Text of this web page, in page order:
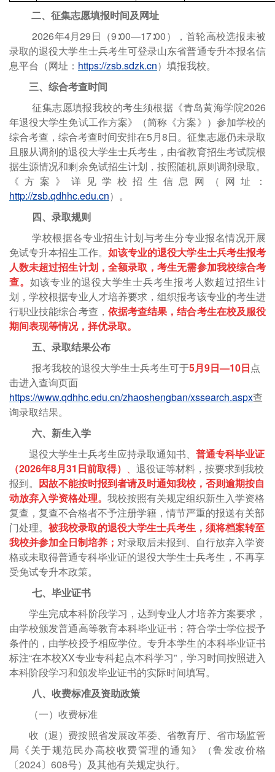
二、征集志愿填报时间及网址
2026年4月29日（9∶00—17∶00），首轮高校选报未被
录取的退役大学生士兵考生可登录山东省普通专升本报名信
息平台（网址： https://zsb.sdzk.cn）填报我校。
三、综合考查时间
征集志愿填报我校的考生须根据《青岛黄海学院2026
年退役大学生免试工作方案》（简称《方案》） 参加学校的
综合考查，综合考查时间安排在5月8日。征集志愿仍未录取
且服从调剂的退役大学生士兵考生，由省教育招生考试院根
据生源情况和剩余免试招生计划，按照随机原则调剂录取。
《方案》详见学校招生信息网（网址：
http://zsb.qdhhc.edu.cn）。
四、录取规则
学校根据各专业招生计划与考生分专业报名情况开展
免试专升本招生工作。 如该专业的退役大学生士兵考生报考
人数未超过招生计划，全额录取，考生无需参加我校综合考
查。 如该专业的退役大学生士兵考生报考人数超过招生计
划，学校根据专业人才培养要求，组织报考该专业的考生进
行职业技能综合考查， 依据考查结果，结合考生在校及服役
期间表现等情况，择优录取。
五、录取结果公布
报考我校的退役大学生士兵考生可于5月9日—10日点
击进入查询页面
https://www.qdhhc.edu.cn/zhaoshengban/xssearch.aspx查
询录取结果。
六、新生入学
退役大学生士兵考生应持录取通知书、 普通专科毕业证
（2026年8月31日前取得） 、 退役证等材料，按要求到我校
报到。 因故不能按时报到者请及时通知我校，否则逾期按自
动放弃入学资格处理。 我校按照有关规定组织新生入学资格
复查，复查不合格者不予注册学籍，情节严重的报送有关部
门处理。 被我校录取的退役大学生士兵考生，须将档案转至
我校并参加全日制培养； 对录取后未报到、自行放弃入学资
格或未取得普通专科毕业证的退役大学生士兵考生，不再享
受免试专升本政策。
七、毕业证书
学生完成本科阶段学习，达到专业人才培养方案要求，
由学校颁发普通高等教育本科毕业证书；符合学士学位授予
条件的，由学校授予相应学位。专升本学生的本科毕业证书
标注“在本校XX专业专科起点本科学习”，学习时间按照进入
本科阶段学习和颁发毕业证书的实际时间填写。
八、收费标准及资助政策
（一）收费标准
收（退）费按照省发展改革委、省教育厅、省市场监管
局《关于规范民办高校收费管理的通知》（鲁发改价格
〔2024〕608号）及其他有关规定执行。